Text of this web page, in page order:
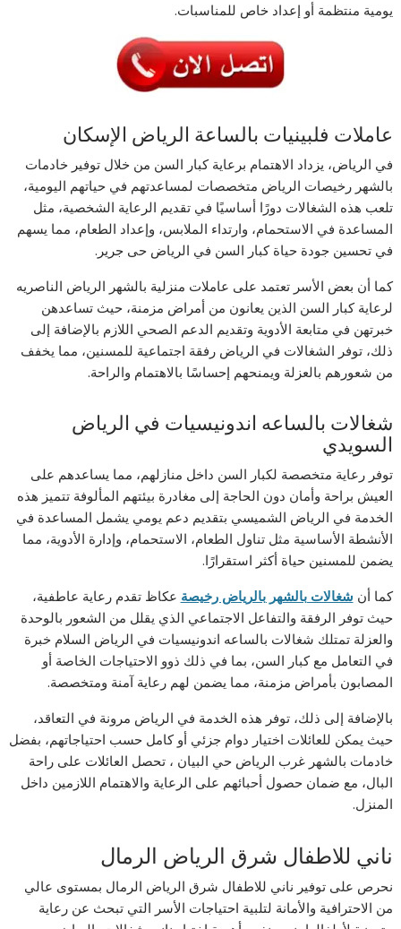
يومية منتظمة أو إعداد خاص للمناسبات.
عاملات فلبينيات بالساعة الرياض الإسكان
في الرياض، يزداد الاهتمام برعاية كبار السن من خلال توفير خادمات
بالشهر رخيصات الرياض متخصصات لمساعدتهم في حياتهم اليومية،
تلعب هذه الشغالات دورًا أساسيًا في تقديم الرعاية الشخصية، مثل
المساعدة في الاستحمام، وارتداء الملابس، وإعداد الطعام، مما يسهم
في تحسين جودة حياة كبار السن في الرياض حى جرير.
كما أن بعض الأسر تعتمد على عاملات منزلية بالشهر الرياض الناصريه
لرعاية كبار السن الذين يعانون من أمراض مزمنة، حيث تساعدهن
خبرتهن في متابعة الأدوية وتقديم الدعم الصحي اللازم بالإضافة إلى
ذلك، توفر الشغالات في الرياض رفقة اجتماعية للمسنين، مما يخفف
من شعورهم بالعزلة ويمنحهم إحساسًا بالاهتمام والراحة.
شغالات بالساعه اندونيسيات في الرياض
السويدي
توفر رعاية متخصصة لكبار السن داخل منازلهم، مما يساعدهم على
العيش براحة وأمان دون الحاجة إلى مغادرة بيئتهم المألوفة تتميز هذه
الخدمة في الرياض الشميسي بتقديم دعم يومي يشمل المساعدة في
الأنشطة الأساسية مثل تناول الطعام، الاستحمام، وإدارة الأدوية، مما
يضمن للمسنين حياة أكثر استقرارًا.
كما أن شغالات بالشهر بالرياض رخيصة عكاظ تقدم رعاية عاطفية،
حيث توفر الرفقة والتفاعل الاجتماعي الذي يقلل من الشعور بالوحدة
والعزلة تمتلك شغالات بالساعه اندونيسيات في الرياض السلام خبرة
في التعامل مع كبار السن، بما في ذلك ذوو الاحتياجات الخاصة أو
المصابون بأمراض مزمنة، مما يضمن لهم رعاية آمنة ومتخصصة.
بالإضافة إلى ذلك، توفر هذه الخدمة في الرياض مرونة في التعاقد،
حيث يمكن للعائلات اختيار دوام جزئي أو كامل حسب احتياجاتهم، بفضل
خادمات بالشهر غرب الرياض حي البيان ، تحصل العائلات على راحة
البال، مع ضمان حصول أحبائهم على الرعاية والاهتمام اللازمين داخل
المنزل.
ناني للاطفال شرق الرياض الرمال
نحرص على توفير ناني للاطفال شرق الرياض الرمال بمستوى عالي
من الاحترافية والأمانة لتلبية احتياجات الأسر التي تبحث عن رعاية